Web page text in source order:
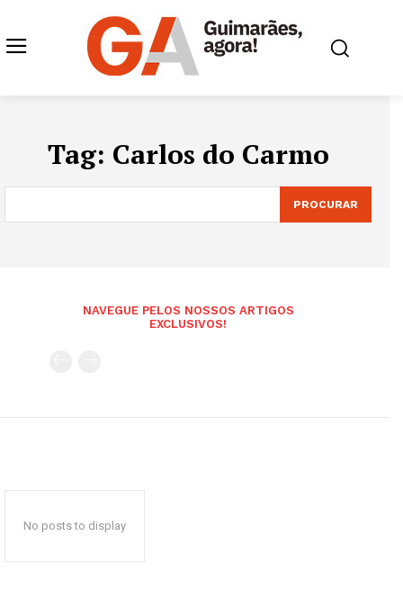
Tag: Carlos do Carmo
PROCURAR
NAVEGUE PELOS NOSSOS ARTIGOS
EXCLUSIVOS!
No posts to display